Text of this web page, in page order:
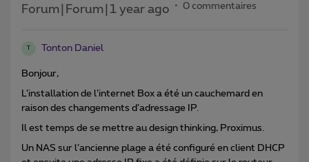
Forum|Forum|1 year ago 0 commentaires
Tonton Daniel
Bonjour,
L’installation de l’internet Box a été un cauchemard en
raison des changements d’adressage IP.
Il est temps de se mettre au design thinking, Proximus.
Un NAS sur l’ancienne plage a été configuré en client DHCP